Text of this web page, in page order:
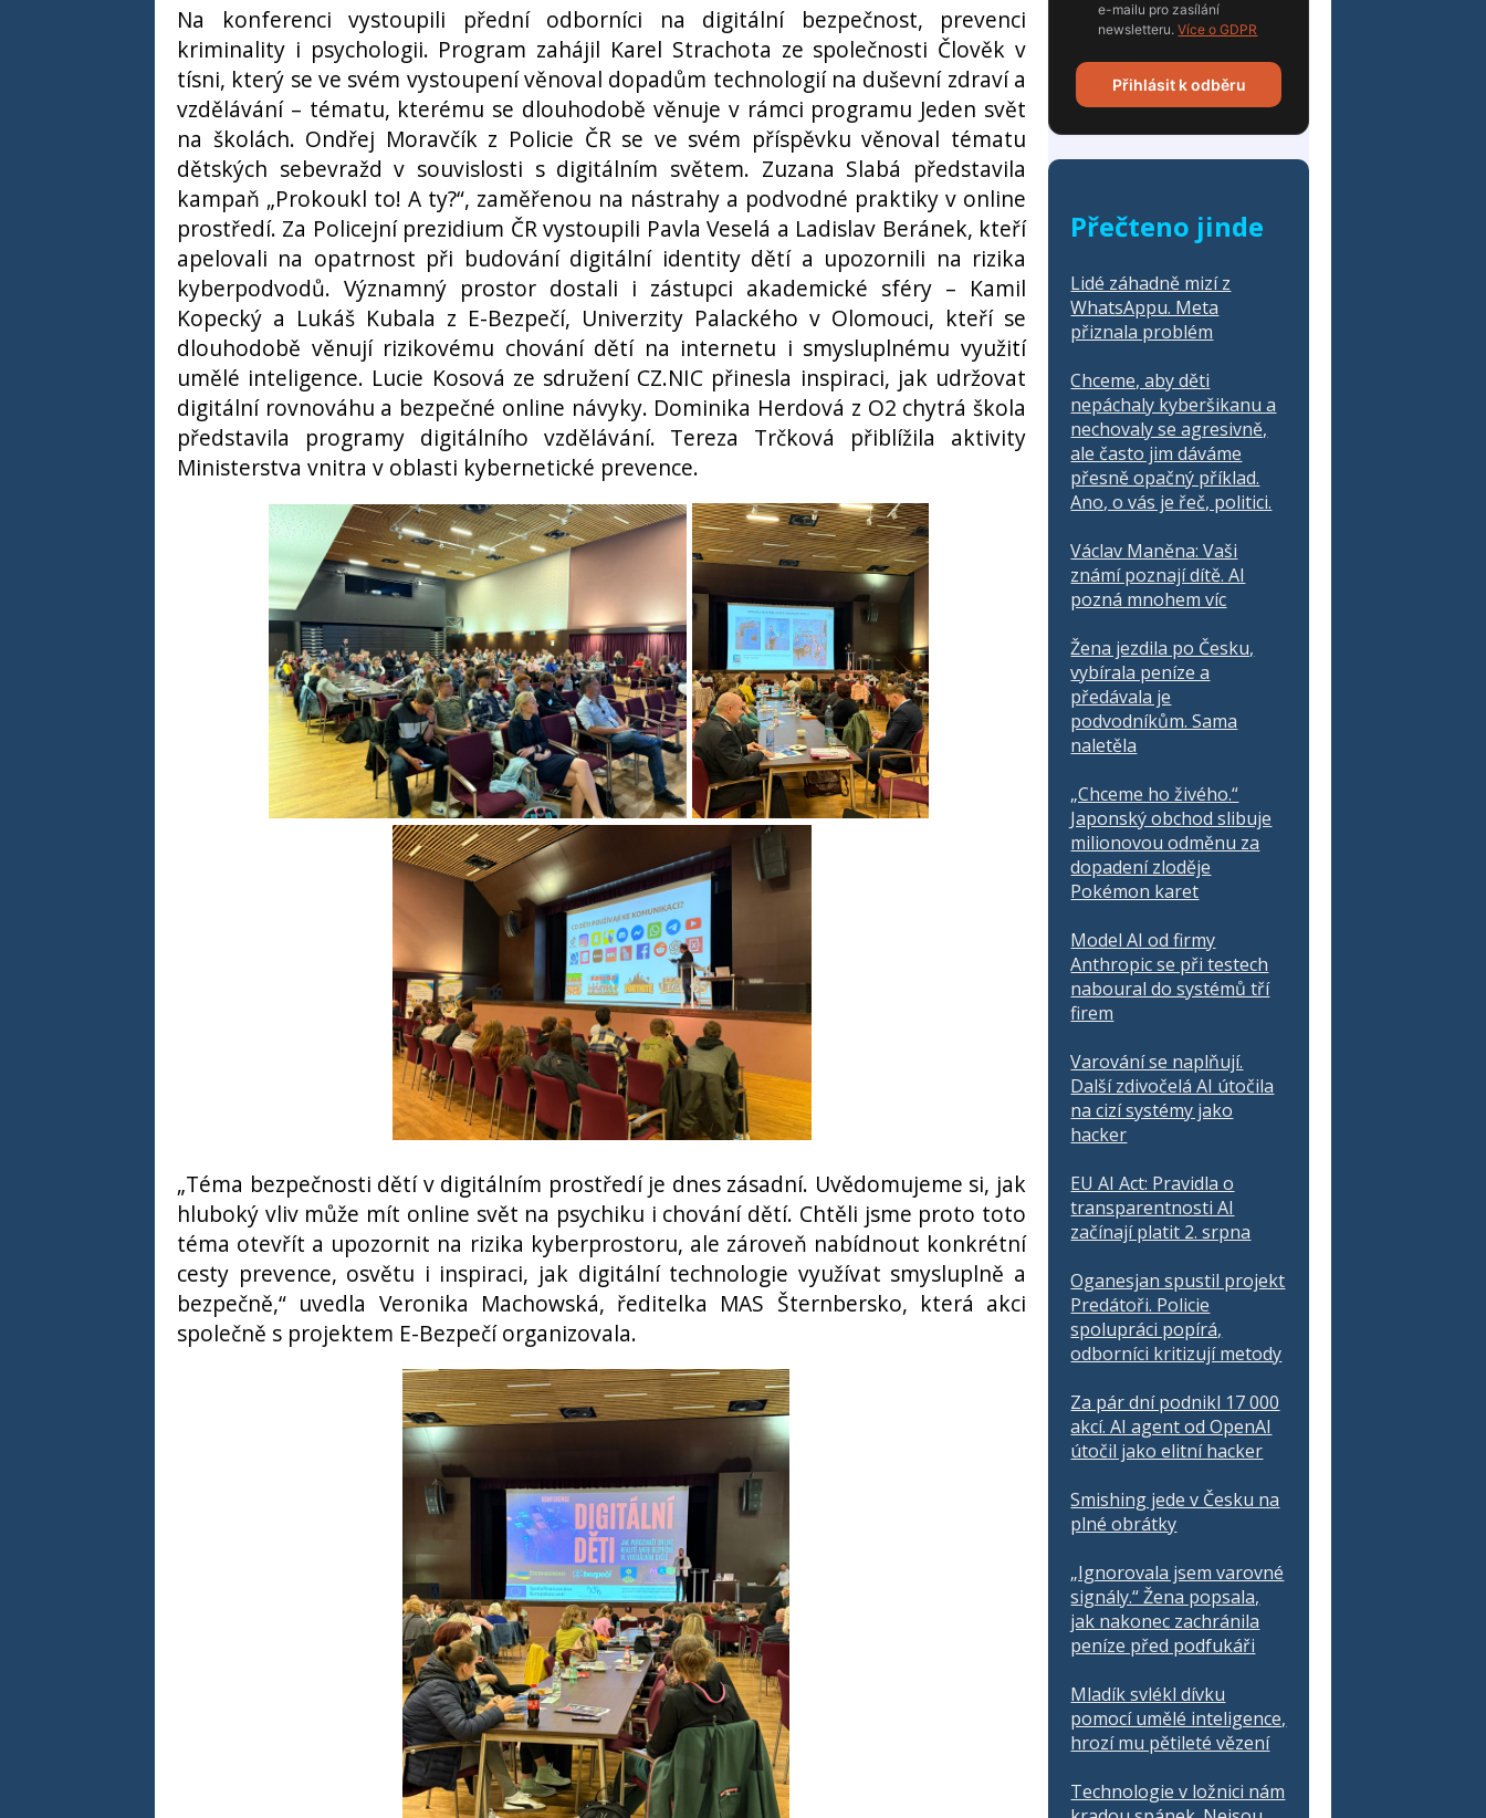
e-mailu pro zasílání
newsletteru.Více o GDPR
Přihlásit k odběru
Přečteno jinde
Lidé záhadně mizí z
WhatsAppu. Meta
přiznala problém
Chceme, aby děti
nepáchaly kyberšikanu a
nechovaly se agresivně,
ale často jim dáváme
přesně opačný příklad.
Ano, o vás je řeč, politici.
Václav Maněna: Vaši
známí poznají dítě. AI
pozná mnohem víc
Žena jezdila po Česku,
vybírala peníze a
předávala je
podvodníkům. Sama
naletěla
„Chceme ho živého.“
Japonský obchod slibuje
milionovou odměnu za
dopadení zloděje
Pokémon karet
Model AI od firmy
Anthropic se při testech
naboural do systémů tří
firem
Varování se naplňují.
Další zdivočelá AI útočila
na cizí systémy jako
hacker
EU AI Act: Pravidla o
transparentnosti AI
začínají platit 2. srpna
Oganesjan spustil projekt
Predátoři. Policie
spolupráci popírá,
odborníci kritizují metody
Za pár dní podnikl 17 000
akcí. AI agent od OpenAI
útočil jako elitní hacker
Smishing jede v Česku na
plné obrátky
„Ignorovala jsem varovné
signály.“ Žena popsala,
jak nakonec zachránila
peníze před podfukáři
Mladík svlékl dívku
pomocí umělé inteligence,
hrozí mu pětileté vězení
Technologie v ložnici nám
Na konferenci vystoupili přední odborníci na digitální bezpečnost, prevenci
kriminality i psychologii. Program zahájil Karel Strachota ze společnosti Člověk v
tísni, který se ve svém vystoupení věnoval dopadům technologií na duševní zdraví a
vzdělávání – tématu, kterému se dlouhodobě věnuje v rámci programu Jeden svět
na školách. Ondřej Moravčík z Policie ČR se ve svém příspěvku věnoval tématu
dětských sebevražd v souvislosti s digitálním světem. Zuzana Slabá představila
kampaň „Prokoukl to! A ty?“, zaměřenou na nástrahy a podvodné praktiky v online
prostředí. Za Policejní prezidium ČR vystoupili Pavla Veselá a Ladislav Beránek, kteří
apelovali na opatrnost při budování digitální identity dětí a upozornili na rizika
kyberpodvodů. Významný prostor dostali i zástupci akademické sféry – Kamil
Kopecký a Lukáš Kubala z E-Bezpečí, Univerzity Palackého v Olomouci, kteří se
dlouhodobě věnují rizikovému chování dětí na internetu i smysluplnému využití
umělé inteligence. Lucie Kosová ze sdružení CZ.NIC přinesla inspiraci, jak udržovat
digitální rovnováhu a bezpečné online návyky. Dominika Herdová z O2 chytrá škola
představila programy digitálního vzdělávání. Tereza Trčková přiblížila aktivity
Ministerstva vnitra v oblasti kybernetické prevence.
„Téma bezpečnosti dětí v digitálním prostředí je dnes zásadní. Uvědomujeme si, jak
hluboký vliv může mít online svět na psychiku i chování dětí. Chtěli jsme proto toto
téma otevřít a upozornit na rizika kyberprostoru, ale zároveň nabídnout konkrétní
cesty prevence, osvětu i inspiraci, jak digitální technologie využívat smysluplně a
bezpečně,“ uvedla Veronika Machowská, ředitelka MAS Šternbersko, která akci
společně s projektem E-Bezpečí organizovala.